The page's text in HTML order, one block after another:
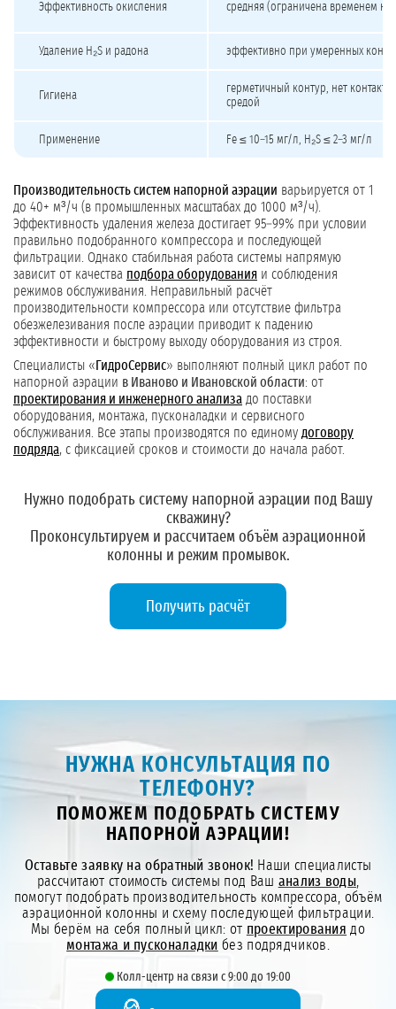
Эффективность окисления средняя (ограничена временем
Удаление H₂S и радона эффективно при умеренных
Гигиена
герметичный контур, нет контакта
средой
Применение Fe ≤ 10–15 мг/л, H₂S ≤ 2–3 мг/л
Производительность систем напорной аэрации варьируется от 1
до 40+ м³/ч (в промышленных масштабах до 1000 м³/ч).
Эффективность удаления железа достигает 95–99% при условии
правильно подобранного компрессора и последующей
фильтрации. Однако стабильная работа системы напрямую
зависит от качества подбора оборудования и соблюдения
режимов обслуживания. Неправильный расчёт
производительности компрессора или отсутствие фильтра
обезжелезивания после аэрации приводит к падению
эффективности и быстрому выходу оборудования из строя.
Специалисты «ГидроСервис» выполняют полный цикл работ по
напорной аэрации в Иваново и Ивановской области: от
проектирования и инженерного анализа до поставки
оборудования, монтажа, пусконаладки и сервисного
обслуживания. Все этапы производятся по единому договору
подряда, с фиксацией сроков и стоимости до начала работ.
Нужно подобрать систему напорной аэрации под Вашу
скважину?
Проконсультируем и рассчитаем объём аэрационной
колонны и режим промывок.
Получить расчёт
НУЖНА КОНСУЛЬТАЦИЯ ПО
ТЕЛЕФОНУ?
ПОМОЖЕМ ПОДОБРАТЬ СИСТЕМУ
НАПОРНОЙ АЭРАЦИИ!
Оставьте заявку на обратный звонок! Наши специалисты
рассчитают стоимость системы под Ваш анализ воды
помогут подобрать производительность компрессора, объём
аэрационной колонны и схему последующей фильтрации.
Мы берём на себя полный цикл: от проектирования до
монтажа и пусконаладки без подрядчиков.
Колл-центр на связи с 9:00 до 19:00